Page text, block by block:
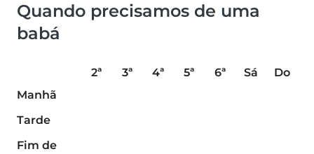
Quando precisamos de uma
babá
2ª 3ª 4ª 5ª 6ª Sá
Do
Manhã
Tarde
Fim de